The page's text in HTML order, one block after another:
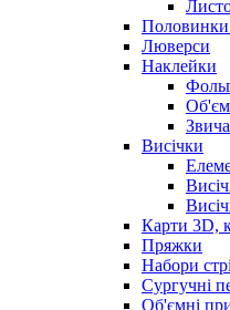
Половинки
Люверси
Наклейки
Висічки
Карти 3D,
Пряжки
Набори
Сургучні
Об'ємні